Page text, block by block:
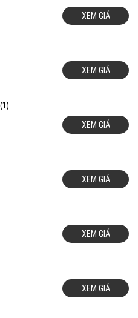
XEM GIÁ
XEM GIÁ
XEM GIÁ
XEM GIÁ
XEM GIÁ
XEM GIÁ